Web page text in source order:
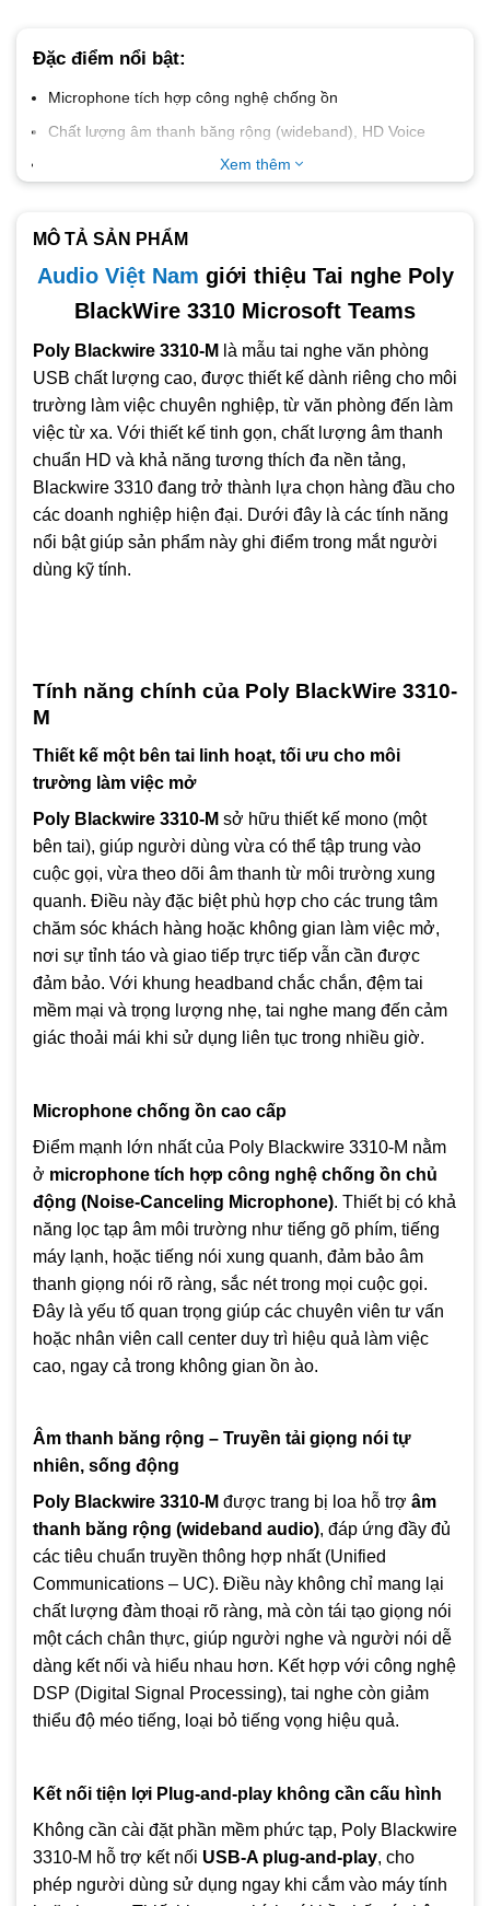
Đặc điểm nổi bật:
Microphone tích hợp công nghệ chống ồn
Chất lượng âm thanh băng rộng (wideband), HD Voice
Hệ điều hành hỗ trợ Windows, macOS
Trọng lượng khoảng 102g
Tương thích nền tảng UC Microsoft Teams, Zoom, Skype,
Google Meet…
Xem thêm
MÔ TẢ SẢN PHẨM
Audio Việt Nam giới thiệu Tai nghe Poly
BlackWire 3310 Microsoft Teams
Poly Blackwire 3310-M là mẫu tai nghe văn phòng
USB chất lượng cao, được thiết kế dành riêng cho môi
trường làm việc chuyên nghiệp, từ văn phòng đến làm
việc từ xa. Với thiết kế tinh gọn, chất lượng âm thanh
chuẩn HD và khả năng tương thích đa nền tảng,
Blackwire 3310 đang trở thành lựa chọn hàng đầu cho
các doanh nghiệp hiện đại. Dưới đây là các tính năng
nổi bật giúp sản phẩm này ghi điểm trong mắt người
dùng kỹ tính.
Tính năng chính của Poly BlackWire 3310-
M
Thiết kế một bên tai linh hoạt, tối ưu cho môi
trường làm việc mở
Poly Blackwire 3310-M sở hữu thiết kế mono (một
bên tai), giúp người dùng vừa có thể tập trung vào
cuộc gọi, vừa theo dõi âm thanh từ môi trường xung
quanh. Điều này đặc biệt phù hợp cho các trung tâm
chăm sóc khách hàng hoặc không gian làm việc mở,
nơi sự tỉnh táo và giao tiếp trực tiếp vẫn cần được
đảm bảo. Với khung headband chắc chắn, đệm tai
mềm mại và trọng lượng nhẹ, tai nghe mang đến cảm
giác thoải mái khi sử dụng liên tục trong nhiều giờ.
Microphone chống ồn cao cấp
Điểm mạnh lớn nhất của Poly Blackwire 3310-M nằm
ở microphone tích hợp công nghệ chống ồn chủ
động (Noise-Canceling Microphone). Thiết bị có khả
năng lọc tạp âm môi trường như tiếng gõ phím, tiếng
máy lạnh, hoặc tiếng nói xung quanh, đảm bảo âm
thanh giọng nói rõ ràng, sắc nét trong mọi cuộc gọi.
Đây là yếu tố quan trọng giúp các chuyên viên tư vấn
hoặc nhân viên call center duy trì hiệu quả làm việc
cao, ngay cả trong không gian ồn ào.
Âm thanh băng rộng – Truyền tải giọng nói tự
nhiên, sống động
Poly Blackwire 3310-M được trang bị loa hỗ trợ âm
thanh băng rộng (wideband audio), đáp ứng đầy đủ
các tiêu chuẩn truyền thông hợp nhất (Unified
Communications – UC). Điều này không chỉ mang lại
chất lượng đàm thoại rõ ràng, mà còn tái tạo giọng nói
một cách chân thực, giúp người nghe và người nói dễ
dàng kết nối và hiểu nhau hơn. Kết hợp với công nghệ
DSP (Digital Signal Processing), tai nghe còn giảm
thiểu độ méo tiếng, loại bỏ tiếng vọng hiệu quả.
Kết nối tiện lợi Plug-and-play không cần cấu hình
Không cần cài đặt phần mềm phức tạp, Poly Blackwire
3310-M hỗ trợ kết nối USB-A plug-and-play, cho
phép người dùng sử dụng ngay khi cắm vào máy tính